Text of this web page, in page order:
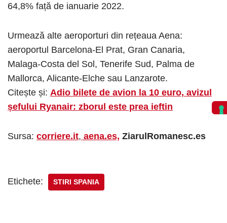
64,8% față de ianuarie 2022.
Urmează alte aeroporturi din rețeaua Aena:
aeroportul Barcelona-El Prat, Gran Canaria,
Malaga-Costa del Sol, Tenerife Sud, Palma de
Mallorca, Alicante-Elche sau Lanzarote.
Citește și: Adio bilete de avion la 10 euro, avizul
șefului Ryanair: zborul este prea ieftin
Sursa: corriere.it, aena.es, ZiarulRomanesc.es
Etichete: STIRI SPANIA